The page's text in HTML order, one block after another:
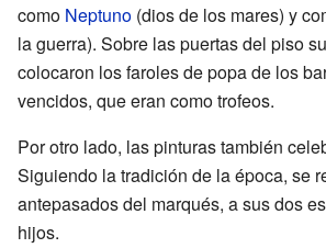
como Neptuno (dios de los mares) y
la guerra). Sobre las puertas del piso
colocaron los faroles de popa de los
vencidos, que eran como trofeos.
Por otro lado, las pinturas también
Siguiendo la tradición de la época, se
antepasados del marqués, a sus dos
hijos.